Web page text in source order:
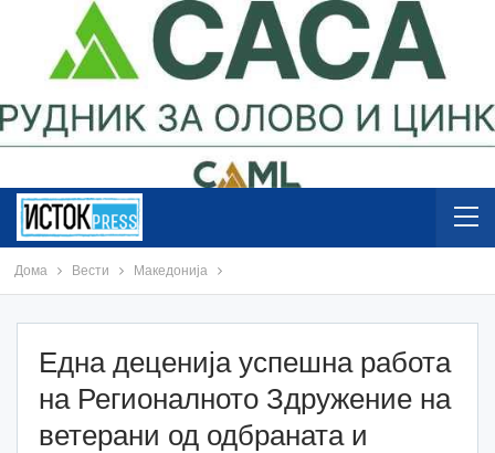
Дома Вести Македонија
Една деценија успешна работа
на Регионалното Здружение на
ветерани од одбраната и